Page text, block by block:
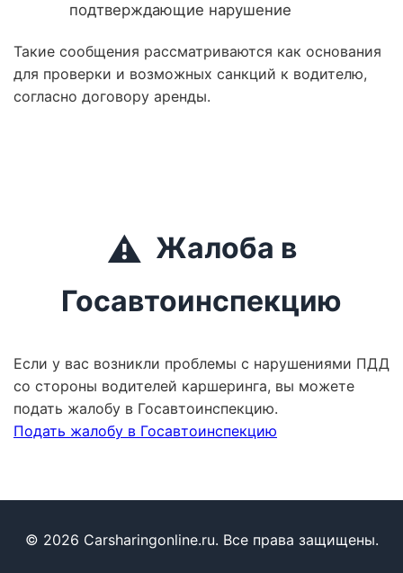
подтверждающие нарушение
Такие сообщения рассматриваются как основания
для проверки и возможных санкций к водителю,
согласно договору аренды.
⚠️ Жалоба в
Госавтоинспекцию
Если у вас возникли проблемы с нарушениями ПДД
со стороны водителей каршеринга, вы можете
подать жалобу в Госавтоинспекцию.
Подать жалобу в Госавтоинспекцию
© 2026 Carsharingonline.ru. Все права защищены.